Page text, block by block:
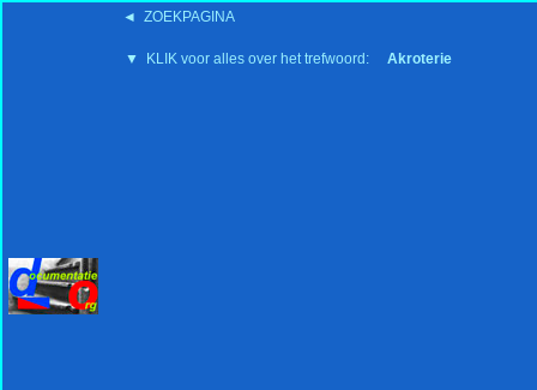
◄ ZOEKPAGINA
▼ KLIK voor alles over het trefwoord: Akroterie
'15:19 19-2-2008